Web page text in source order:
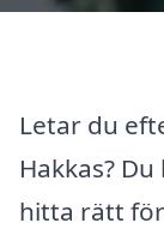
Letar du
Hakkas?
hitta rätt